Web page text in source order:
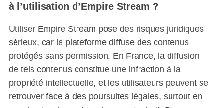
à l’utilisation d’Empire Stream ?
Utiliser Empire Stream pose des risques juridiques
sérieux, car la plateforme diffuse des contenus
protégés sans permission. En France, la diffusion
de tels contenus constitue une infraction à la
propriété intellectuelle, et les utilisateurs peuvent se
retrouver face à des poursuites légales, surtout en